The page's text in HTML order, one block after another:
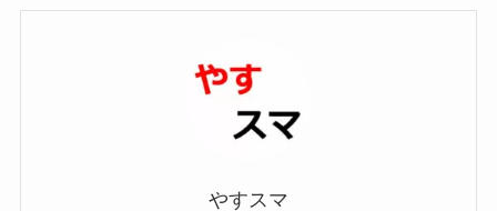
やすスマ